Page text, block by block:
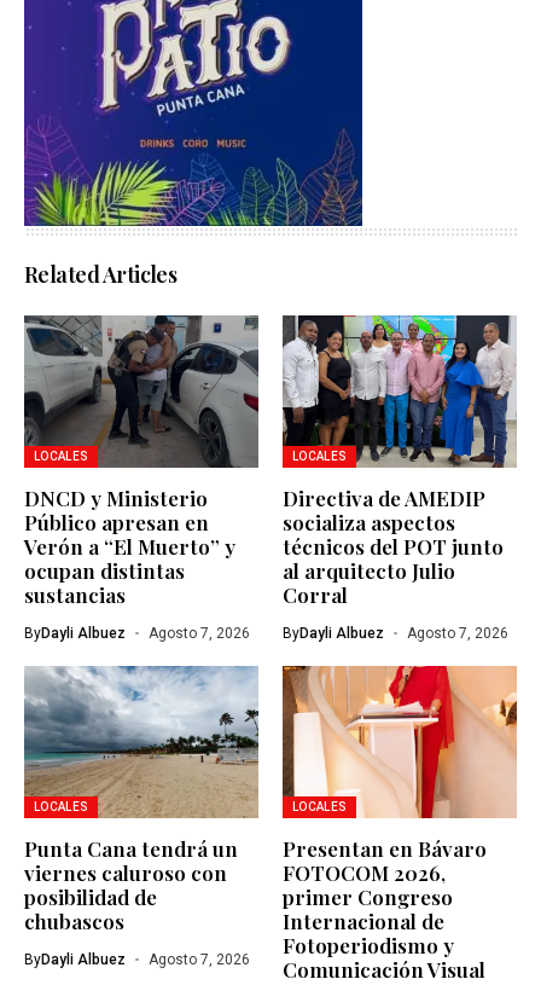
Related Articles
LOCALES
DNCD y Ministerio
Público apresan en
Verón a “El Muerto” y
ocupan distintas
sustancias
ByDayli Albuez Agosto 7, 2026
LOCALES
Directiva de AMEDIP
socializa aspectos
técnicos del POT junto
al arquitecto Julio
Corral
ByDayli Albuez Agosto 7, 2026
LOCALES
Punta Cana tendrá un
viernes caluroso con
posibilidad de
chubascos
ByDayli Albuez Agosto 7, 2026
LOCALES
Presentan en Bávaro
FOTOCOM 2026,
primer Congreso
Internacional de
Fotoperiodismo y
Comunicación Visual